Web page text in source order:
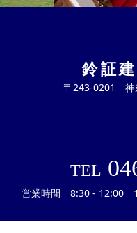
鈴証
〒243-0201 神
TEL
営業時間 8:30 - 12:00